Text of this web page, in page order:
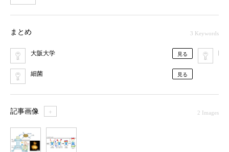
まとめ 3 Keywords
大阪大学 見る
細菌 見る
医
記事画像 ＋ 2 Images